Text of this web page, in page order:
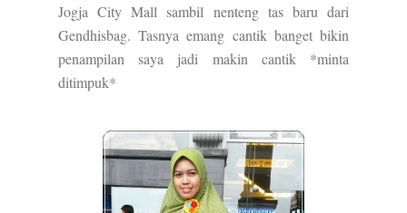
Jogja City Mall sambil nenteng tas baru dari
Gendhisbag. Tasnya emang cantik banget bikin
penampilan saya jadi makin cantik *minta
ditimpuk*